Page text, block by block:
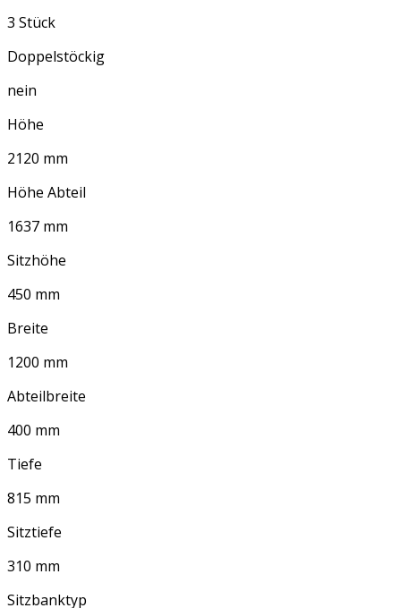
3 Stück
Doppelstöckig
nein
Höhe
2120 mm
Höhe Abteil
1637 mm
Sitzhöhe
450 mm
Breite
1200 mm
Abteilbreite
400 mm
Tiefe
815 mm
Sitztiefe
310 mm
Sitzbanktyp